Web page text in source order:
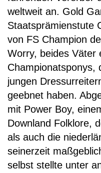
weltweit an. Gold
Staatsprämienstute
von FS Champion
Worry, beides Väter
Championatsponys,
jungen
geebnet haben.
mit Power Boy,
Downland Folklore,
als auch die
seinerzeit
selbst stellte unter